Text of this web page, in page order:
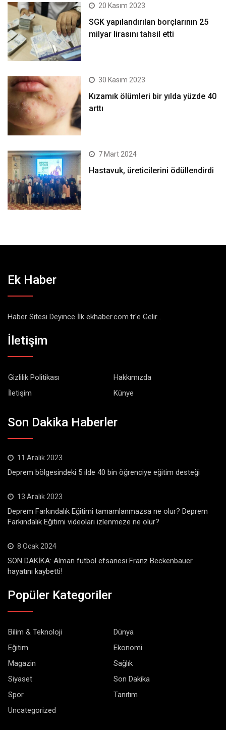
20 Kasım 2023
SGK yapılandırılan borçlarının 25
milyar lirasını tahsil etti
30 Kasım 2023
Kızamık ölümleri bir yılda yüzde 40
arttı
7 Mart 2024
Hastavuk, üreticilerini ödüllendirdi
Ek Haber
Haber Sitesi Deyince İlk ekhaber.com.tr'e Gelir...
İletişim
Gizlilik Politikası
Hakkımızda
İletişim
Künye
Son Dakika Haberler
11 Aralık 2023
Deprem bölgesindeki 5 ilde 40 bin öğrenciye eğitim desteği
13 Aralık 2023
Deprem Farkındalık Eğitimi tamamlanmazsa ne olur? Deprem
Farkındalık Eğitimi videoları izlenmeze ne olur?
8 Ocak 2024
SON DAKİKA: Alman futbol efsanesi Franz Beckenbauer
hayatını kaybetti!
Popüler Kategoriler
Bilim & Teknoloji
Dünya
Eğitim
Ekonomi
Magazin
Sağlık
Siyaset
Son Dakika
Spor
Tanıtım
Uncategorized